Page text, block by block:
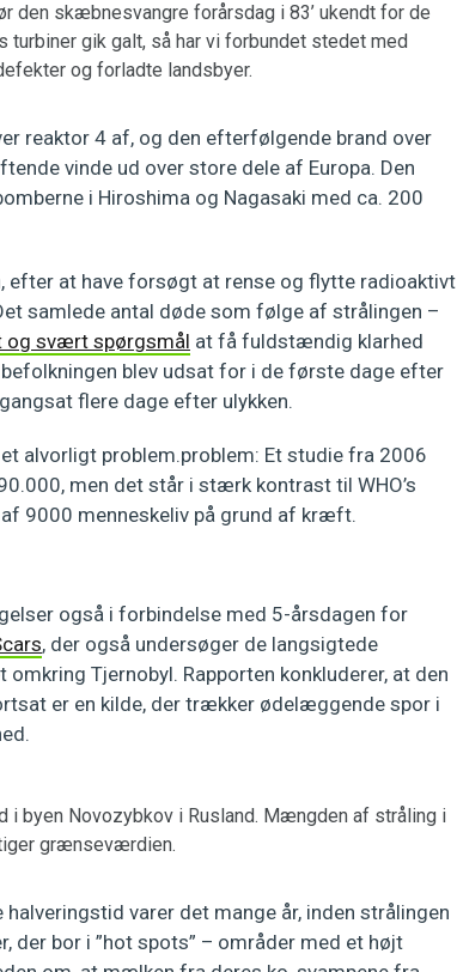
den skæbnesvangre forårsdag i 83’ ukendt for de
gik galt, så har vi forbundet stedet med
og forladte landsbyer.
reaktor 4 af, og den efterfølgende brand over
vinde ud over store dele af Europa. Den
i Hiroshima og Nagasaki med ca. 200
efter at have forsøgt at rense og flytte radioaktivt
samlede antal døde som følge af strålingen –
og svært spørgsmål at få fuldstændig klarhed
blev udsat for i de første dage efter
flere dage efter ulykken.
alvorligt problem.problem: Et studie fra 2006
men det står i stærk kontrast til WHO’s
9000 menneskeliv på grund af kræft.
også i forbindelse med 5-årsdagen for
, der også undersøger de langsigtede
Tjernobyl. Rapporten konkluderer, at den
er en kilde, der trækker ødelæggende spor i
byen Novozybkov i Rusland. Mængden af stråling i
grænseværdien.
varer det mange år, inden strålingen
der bor i ”hot spots” – områder med et højt